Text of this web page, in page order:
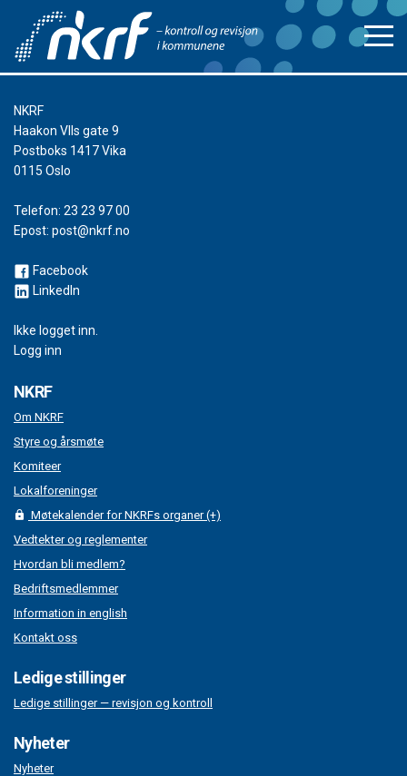
NKRF
Haakon VIIs gate 9
Postboks 1417 Vika
0115 Oslo
Telefon: 23 23 97 00
Epost: post@nkrf.no
Facebook
LinkedIn
Ikke logget inn.
Logg inn
NKRF
Om NKRF
Styre og årsmøte
Komiteer
Lokalforeninger
Møtekalender for NKRFs organer (+)
Vedtekter og reglementer
Hvordan bli medlem?
Bedriftsmedlemmer
Information in english
Kontakt oss
Ledige stillinger
Ledige stillinger — revisjon og kontroll
Nyheter
Nyheter